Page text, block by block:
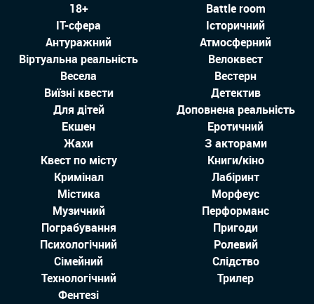
18+
Battle room
IT-сфера
Історичний
Антуражний
Атмосферний
Віртуальна реальність
Велоквест
Весела
Вестерн
Виїзні квести
Детектив
Для дітей
Доповнена реальність
Екшен
Еротичний
Жахи
З акторами
Квест по місту
Книги/кіно
Кримінал
Лабіринт
Містика
Морфеус
Музичний
Перформанс
Пограбування
Пригоди
Психологічний
Ролевий
Сімейний
Слідство
Технологiчний
Трилер
Фентезі